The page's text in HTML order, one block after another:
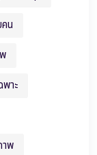
น
าะ
าพ